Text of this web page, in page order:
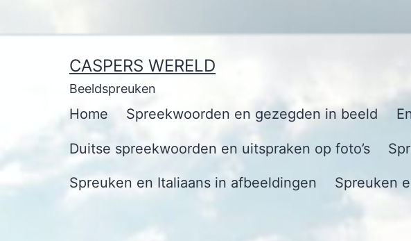
naar
CASPERS WERELD
Beeldspreuken
Home Spreekwoorden en gezegden in beeld
Duitse spreekwoorden en uitspraken op foto’s
Spreuken en Italiaans in afbeeldingen Spreuken